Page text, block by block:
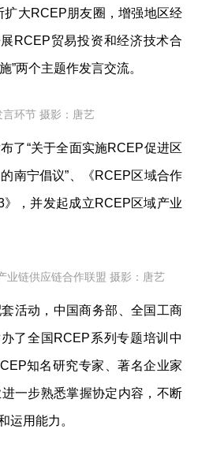
扩大RCEP朋友圈，增强地区经
RCEP贸易投资和经济技术合
”两个主题作发言交流。
言环节 摄影：唐艺
了“关于全面实施RCEP促进区
南宁倡议”、《RCEP区域合作
，并发起成立RCEP区域产业
业链供应链合作联盟 摄影：唐艺
活动，中国商务部、全国工商
了全国RCEP系列专题培训中
知名研究专家、著名企业家
一步熟悉掌握协定内容，不断
运用能力。